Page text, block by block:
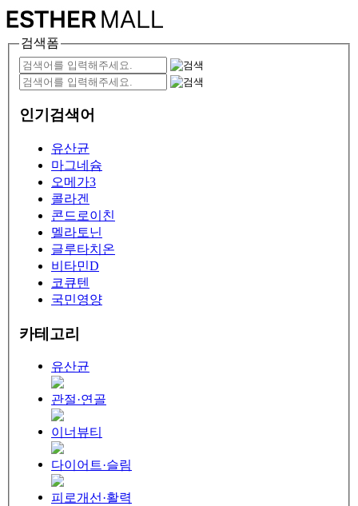
검색폼
인기검색어
유산균
마그네슘
오메가3
콜라겐
콘드로이친
멜라토닌
글루타치온
비타민D
코큐텐
국민영양
카테고리
유산균
관절·연골
이너뷰티
다이어트·슬림
피로개선·활력